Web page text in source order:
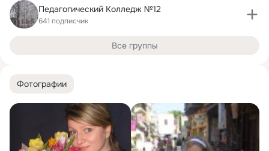
Фотографии
Педагогический Колледж №12
641 подписчик
Все группы